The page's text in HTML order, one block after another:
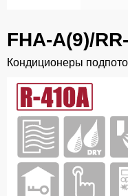
FHA-A(9)/
Кондиционеры